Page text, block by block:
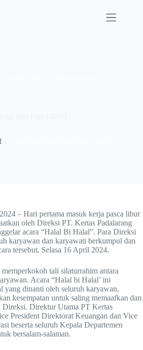
– Hari pertama masuk kerja pasca libur
oleh Direksi PT. Kertas Padalarang
acara “Halal Bi Halal”. Para Direksi
karyawan dan karyawati berkumpul dan
tersebut, Selasa 16 April 2024.
tali silaturrahim antara
Acara “Halal bi Halal’ ini
yang dinanti oleh seluruh karyawan,
kesempatan untuk saling memaafkan dan
Direksi. Direktur Utama PT Kertas
President Direktorat Keuangan dan Vice
beserta seluruh Kepala Departemen
bersalam-salaman.